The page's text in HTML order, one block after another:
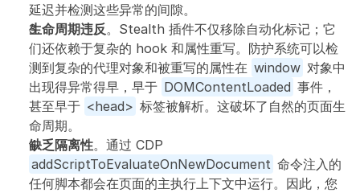
延迟并检测这些异常的间隙。
生命周期违反。Stealth 插件不仅移除自动化标记；它
们还依赖于复杂的 hook 和属性重写。防护系统可以检
测到复杂的代理对象和被重写的属性在 window 对象中
出现得异常得早，早于 DOMContentLoaded 事件，
甚至早于 <head> 标签被解析。这破坏了自然的页面生
命周期。
缺乏隔离性
addScriptToEvaluateOnNewDocument 命令注入的
任何脚本都会在页面的主执行上下文中运行。因此，您